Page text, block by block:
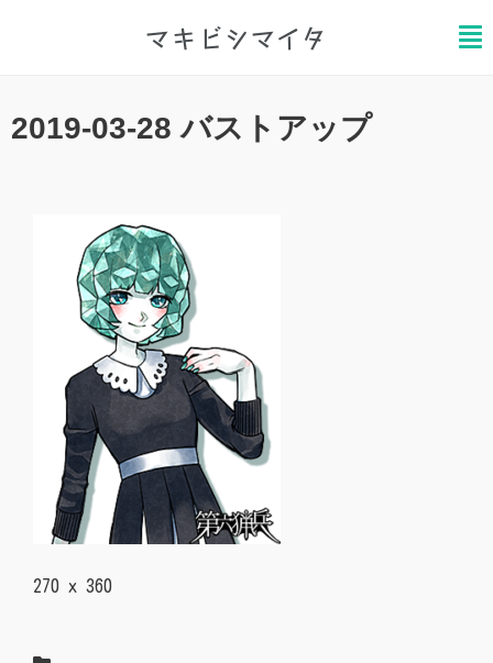
マキビシマイタ
2019-03-28 バストアップ
2019-03-28 バストアップ
270 x 360